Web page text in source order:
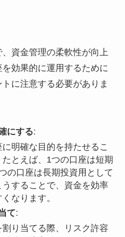
資金管理の柔軟性が向上
効果的に運用するために
に注意する必要がありま
にする:
明確な目的を持たせるこ
たとえば、1つの口座は短期
の口座は長期投資用として
することで、資金を効率
なります。
て:
り当てる際、リスク許容